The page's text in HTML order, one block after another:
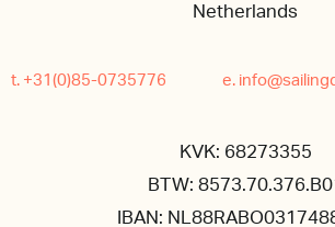
Netherlands
t. +31(0)85-0735776 e.
KVK: 68273355
BTW:
IBAN: